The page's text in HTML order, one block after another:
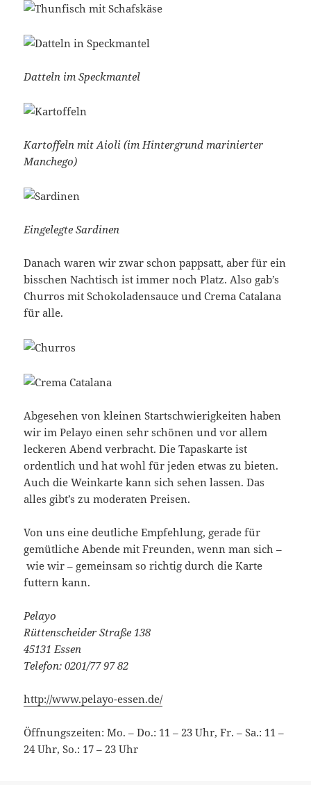
Datteln im Speckmantel
Kartoffeln mit Aioli (im Hintergrund marinierter
Manchego)
Eingelegte Sardinen
Danach waren wir zwar schon pappsatt, aber für ein
bisschen Nachtisch ist immer noch Platz. Also gab’s
Churros mit Schokoladensauce und Crema Catalana
für alle.
Abgesehen von kleinen Startschwierigkeiten haben
wir im Pelayo einen sehr schönen und vor allem
leckeren Abend verbracht. Die Tapaskarte ist
ordentlich und hat wohl für jeden etwas zu bieten.
Auch die Weinkarte kann sich sehen lassen. Das
alles gibt’s zu moderaten Preisen.
Von uns eine deutliche Empfehlung, gerade für
gemütliche Abende mit Freunden, wenn man sich –
wie wir – gemeinsam so richtig durch die Karte
futtern kann.
Pelayo
Rüttenscheider Straße 138
45131 Essen
Telefon: 0201/77 97 82
http://www.pelayo-essen.de/
Öffnungszeiten: Mo. – Do.: 11 – 23 Uhr, Fr. – Sa.: 11 –
24 Uhr, So.: 17 – 23 Uhr